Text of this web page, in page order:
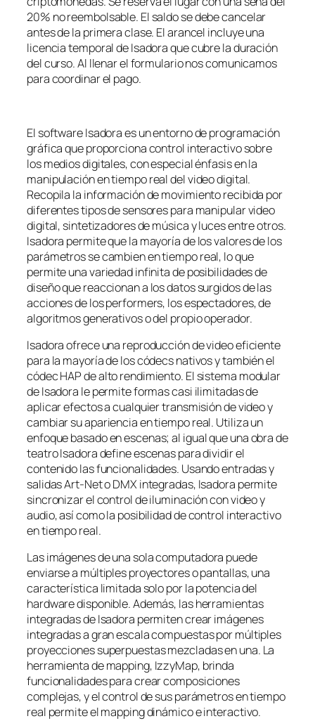
20% no reembolsable. El saldo se debe cancelar
antes de la primera clase. El arancel incluye una
licencia temporal de Isadora que cubre la duración
del curso. Al llenar el formulario nos comunicamos
para coordinar el pago.
El software Isadora es un entorno de programación
gráfica que proporciona control interactivo sobre
los medios digitales, con especial énfasis en la
manipulación en tiempo real del video digital.
Recopila la información de movimiento recibida por
diferentes tipos de sensores para manipular video
digital, sintetizadores de música y luces entre otros.
Isadora permite que la mayoría de los valores de los
parámetros se cambien en tiempo real, lo que
permite una variedad infinita de posibilidades de
diseño que reaccionan a los datos surgidos de las
acciones de los performers, los espectadores, de
algoritmos generativos o del propio operador.
Isadora ofrece una reproducción de video eficiente
para la mayoría de los códecs nativos y también el
códec HAP de alto rendimiento. El sistema modular
de Isadora le permite formas casi ilimitadas de
aplicar efectos a cualquier transmisión de video y
cambiar su apariencia en tiempo real. Utiliza un
enfoque basado en escenas; al igual que una obra de
teatro Isadora define escenas para dividir el
contenido las funcionalidades. Usando entradas y
salidas Art-Net o DMX integradas, Isadora permite
sincronizar el control de iluminación con video y
audio, así como la posibilidad de control interactivo
en tiempo real.
Las imágenes de una sola computadora puede
enviarse a múltiples proyectores o pantallas, una
característica limitada solo por la potencia del
hardware disponible. Además, las herramientas
integradas de Isadora permiten crear imágenes
integradas a gran escala compuestas por múltiples
proyecciones superpuestas mezcladas en una. La
herramienta de mapping, IzzyMap, brinda
funcionalidades para crear composiciones
complejas, y el control de sus parámetros en tiempo
real permite el mapping dinámico e interactivo.